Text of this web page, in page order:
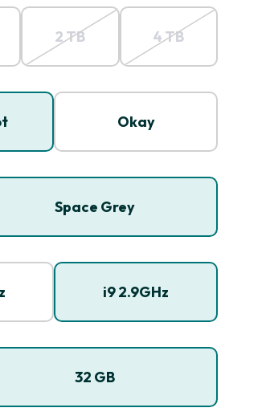
2 TB 4 TB
Okay
Space Grey
i9 2.9GHz
32 GB